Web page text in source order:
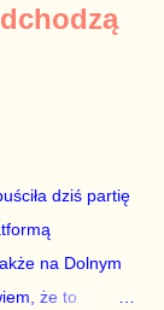
po zamianie
Tej nocy rząd
znaleźć
tego
polityków PiS w
ze trzy dni
zaczną
dziś partię
na Dolnym
że to